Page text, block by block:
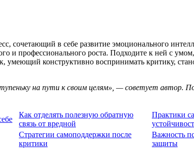
сочетающий в себе развитие эмоционального
и профессионального роста. Подходите к ней с
умеющий конструктивно воспринимать критику,
на пути к своим целям», — советует автор.
Как отделять полезную обратную
связь от вредной
Практики
Стратегии самоподдержки после
критики
Важность
защиты